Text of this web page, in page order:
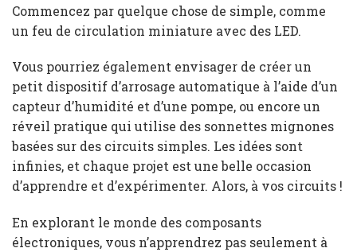
Commencez par quelque chose de simple, comme
un feu de circulation miniature avec des LED.
Vous pourriez également envisager de créer un
petit dispositif d’arrosage automatique à l’aide d’un
capteur d’humidité et d’une pompe, ou encore un
réveil pratique qui utilise des sonnettes mignones
basées sur des circuits simples. Les idées sont
infinies, et chaque projet est une belle occasion
d’apprendre et d’expérimenter. Alors, à vos circuits !
En explorant le monde des composants
électroniques, vous n’apprendrez pas seulement à